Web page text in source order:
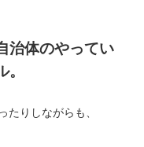
治体のやってい
たりしながらも、